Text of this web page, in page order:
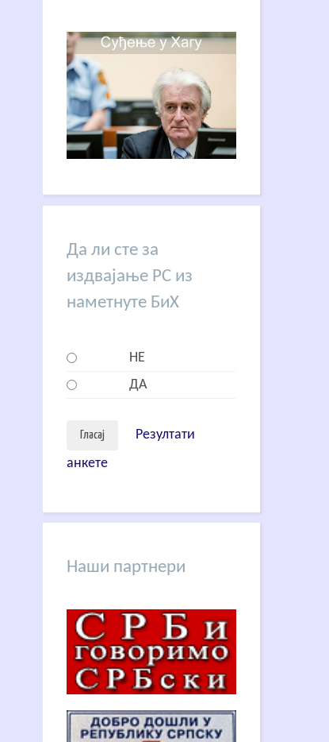
Да ли сте за
издвајање РС из
наметнуте БиХ
НЕ
ДА
Резултати
анкете
Наши партнери